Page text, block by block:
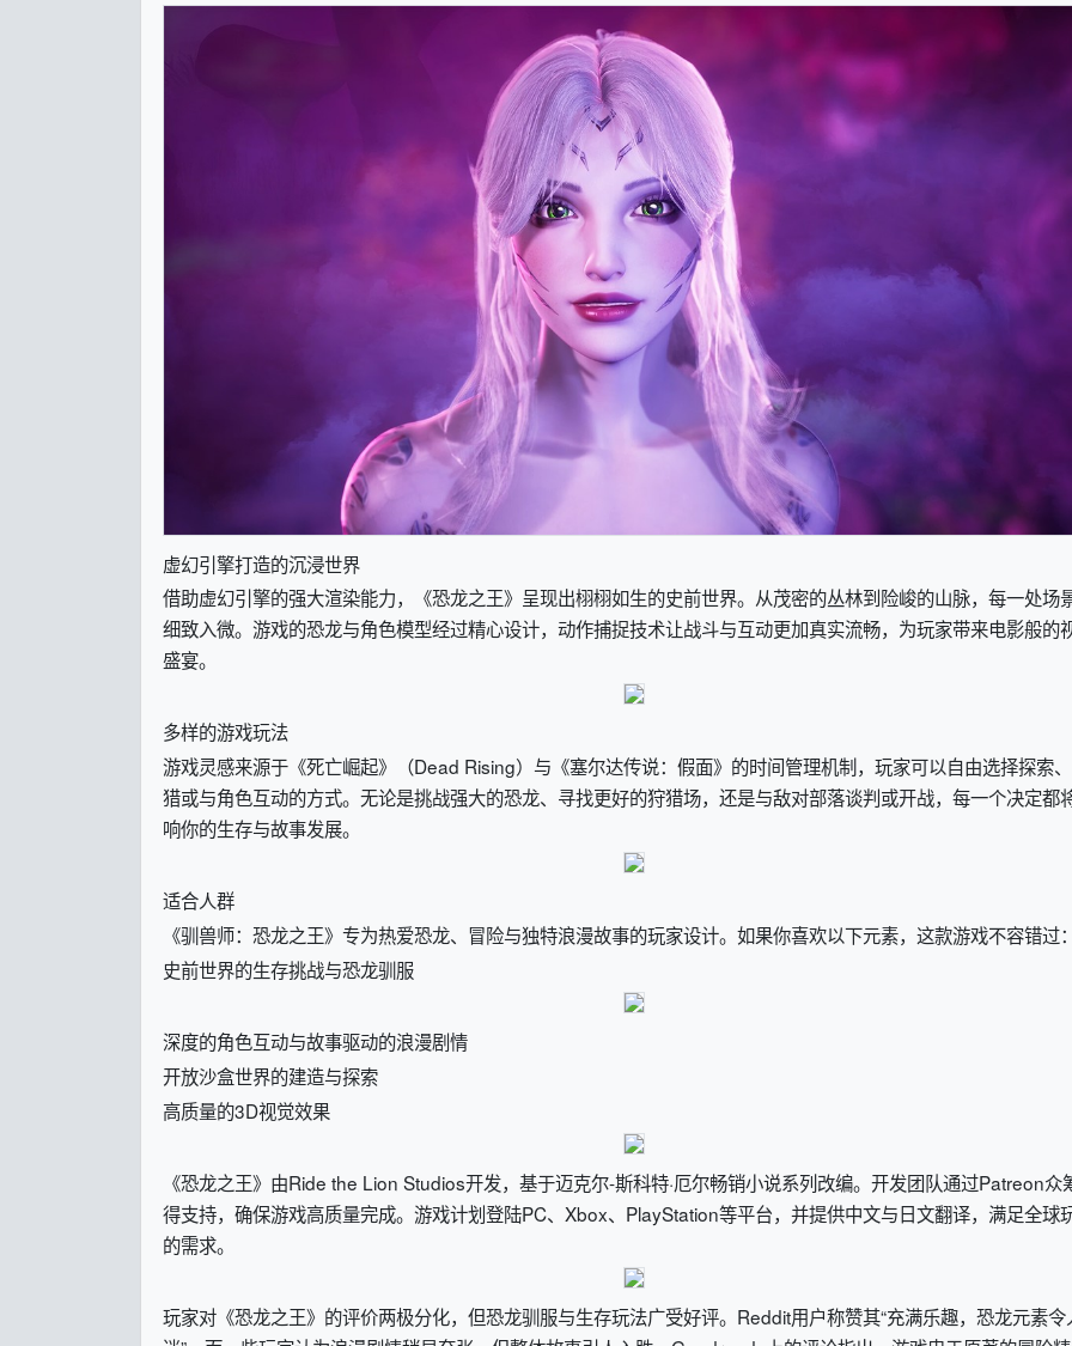
虚幻引擎打造的沉浸世界
借助虚幻引擎的强大渲染能力，《恐龙之王》呈现出栩栩如生的史前世界。从茂密的丛林到险峻的山脉，每一处场
细致入微。游戏的恐龙与角色模型经过精心设计，动作捕捉技术让战斗与互动更加真实流畅，为玩家带来电影般的
盛宴。
多样的游戏玩法
游戏灵感来源于《死亡崛起》（Dead Rising）与《塞尔达传说：假面》的时间管理机制，玩家可以自由选择探索
猎或与角色互动的方式。无论是挑战强大的恐龙、寻找更好的狩猎场，还是与敌对部落谈判或开战，每一个决定都
响你的生存与故事发展。
适合人群
《驯兽师：恐龙之王》专为热爱恐龙、冒险与独特浪漫故事的玩家设计。如果你喜欢以下元素，这款游戏不容错过
史前世界的生存挑战与恐龙驯服
深度的角色互动与故事驱动的浪漫剧情
开放沙盒世界的建造与探索
高质量的3D视觉效果
《恐龙之王》由Ride the Lion Studios开发，基于迈克尔-斯科特·厄尔畅销小说系列改编。开发团队通过Patreon众
得支持，确保游戏高质量完成。游戏计划登陆PC、Xbox、PlayStation等平台，并提供中文与日文翻译，满足全球
的需求。
玩家对《恐龙之王》的评价两极分化，但恐龙驯服与生存玩法广受好评。Reddit用户称赞其“充满乐趣，恐龙元素令